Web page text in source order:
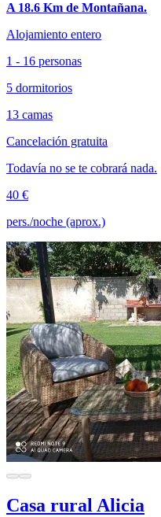
A 18.6 Km de Montañana.
Alojamiento entero
1 - 16 personas
5 dormitorios
13 camas
Cancelación gratuita
Todavía no se te cobrará nada.
40 €
pers./noche (aprox.)
Casa rural Alicia